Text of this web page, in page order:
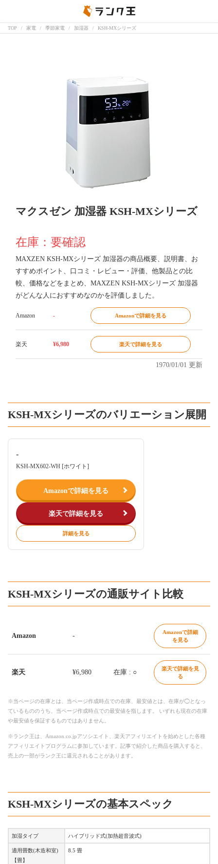
TOP 家電 季節家電 加湿器 KSH-MXシリーズ
マクスゼン 加湿器 KSH-MXシリーズ
在庫：要確認
MAXZEN KSH-MXシリーズ 加湿器の商品概要、説明書、お
すすめポイント、口コミ・レビュー・評価、他製品との比
較、価格などをまとめ、MAXZEN KSH-MXシリーズ 加湿器
がどんな人におすすめなのかを評価しました。
Amazon - Amazonで詳細を見る
楽天 ¥6,980 楽天で詳細を見る
1970/01/01 更新
KSH-MXシリーズのバリエーション展開
-
KSH-MX602-WH [ホワイト]
Amazonで詳細を見る
楽天で詳細を見る
詳細を見る
KSH-MXシリーズの通販サイト比較
Amazon -
Amazonで詳細
を見る
楽天 ¥6,980 在庫 : ○
楽天で詳細を見
る
※当ページの在庫とは、当ページ作成時点での在庫、最安値とは、在庫が◯となっ
ているもののうち、当ページ作成時点での最安値を指します。 いずれも現在の在庫
や最安値を保証するものではありません。
※ランク王は、Amazon.co.jpアソシエイト、楽天アフィリエイトを始めとした各種
アフィリエイトプログラムに参加しています。記事で紹介した商品を購入すると、
売上の一部がランク王に還元されることがあります。
KSH-MXシリーズの基本スペック
加湿タイプ ハイブリッド式(加熱超音波式)
適用畳数(木造和室)
【畳】
8.5 畳